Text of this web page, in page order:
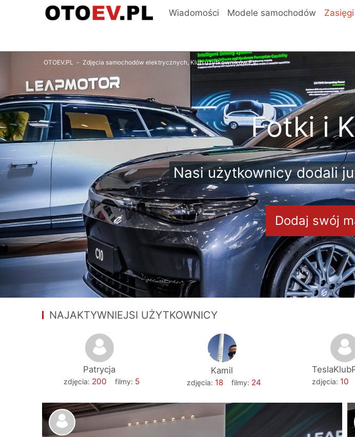
Wiadomości Modele samochodów
OTOEV.PL - Zdjęcia samochodów elektrycznych, Klub użytkowników EV
Fotki i
Nasi użytkownicy dodali
Dodaj swój
NAJAKTYWNIEJSI UŻYTKOWNICY
Patrycja
zdjęcia: 200 filmy: 5
Kamil
zdjęcia: 18 filmy: 24 zdjęcia: 10